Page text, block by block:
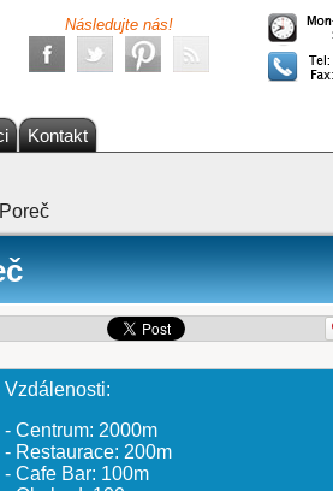
Následujte nás!
Kontakt
Poreč
Vzdálenosti:
- Centrum: 2000m
- Restaurace: 200m
- Cafe Bar: 100m